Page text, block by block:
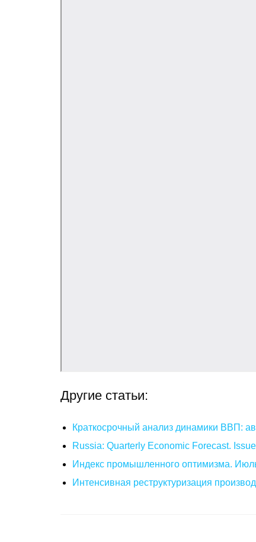
Другие статьи:
Краткосрочный анализ динамики ВВП:
Russia: Quarterly Economic Forecast.
Индекс промышленного оптимизма.
Интенсивная реструктуризация